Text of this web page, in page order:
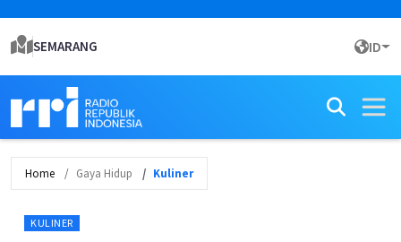
SEMARANG ID
Home Gaya Hidup Kuliner
KULINER